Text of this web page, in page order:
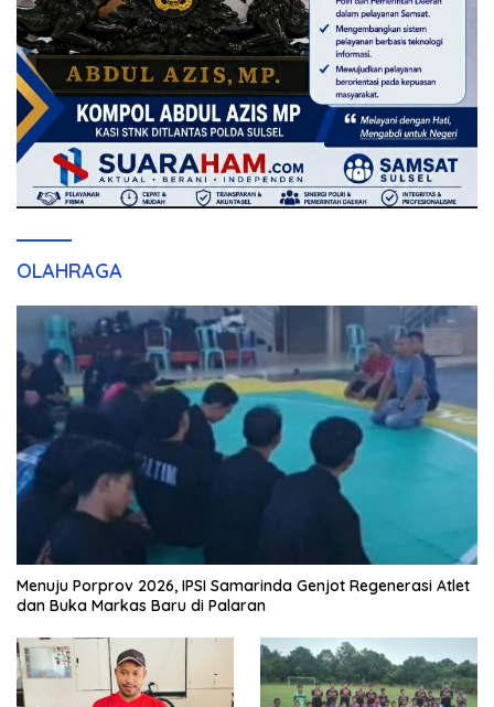
OLAHRAGA
Menuju Porprov 2026, IPSI Samarinda Genjot Regenerasi Atlet
dan Buka Markas Baru di Palaran